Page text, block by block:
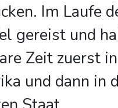
Im Laufe
gereist und
Zeit zuerst in
und dann in